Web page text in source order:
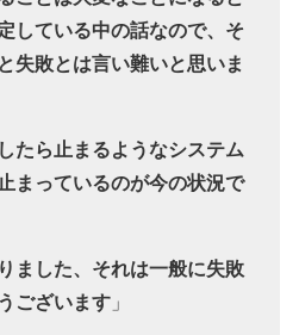
している中の話なので、そ
失敗とは言い難いと思いま
たら止まるようなシステム
まっているのが今の状況で
ました、それは一般に失敗
ございます 」